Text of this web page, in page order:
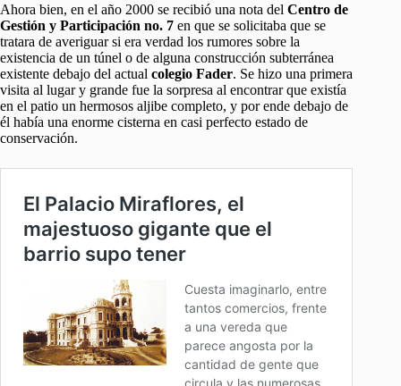
Ahora bien, en el año 2000 se recibió una nota del Centro de
Gestión y Participación no. 7 en que se solicitaba que se
tratara de averiguar si era verdad los rumores sobre la
existencia de un túnel o de alguna construcción subterránea
existente debajo del actual colegio Fader. Se hizo una primera
visita al lugar y grande fue la sorpresa al encontrar que existía
en el patio un hermosos aljibe completo, y por ende debajo de
él había una enorme cisterna en casi perfecto estado de
conservación.